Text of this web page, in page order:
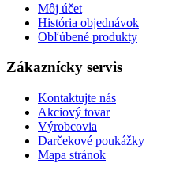
Môj účet
História objednávok
Obľúbené produkty
Zákaznícky servis
Kontaktujte nás
Akciový tovar
Výrobcovia
Darčekové poukážky
Mapa stránok